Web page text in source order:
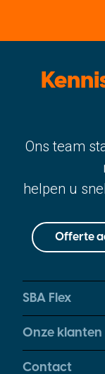
Ons team
helpen u
Offerte
SBA Flex
Onze klanten
Contact